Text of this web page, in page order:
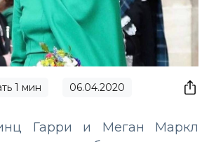
1 мин 06.04.2020
Гарри и Меган Маркл